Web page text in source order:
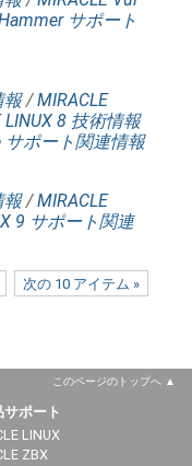
サポート
報 /MIRACLE
LINUX 8 技術情報
サポート関連情報
報 /MIRACLE
9 サポート関連
次の 10 アイテム »
このページのトップへ
ポート
LINUX
ZBX